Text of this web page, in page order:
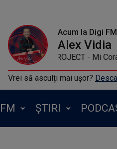
Acum la Digi FM
Alex Vidia
FLY PROJECT - Mi Corazon
Vrei să asculți mai ușor?
ȘTIRI